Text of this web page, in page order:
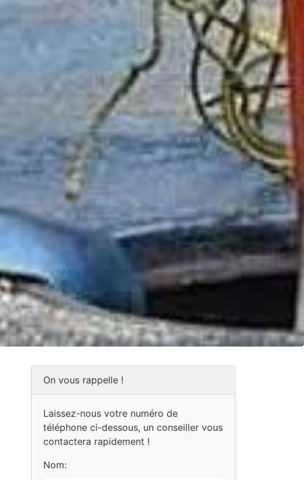
On vous rappelle !
Laissez-nous votre numéro de
téléphone ci-dessous, un conseiller vous
contactera rapidement !
Nom: